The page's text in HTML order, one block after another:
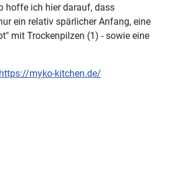
hoffe ich hier darauf, dass
ein relativ spärlicher Anfang, eine
mit Trockenpilzen (1) - sowie eine
https://myko-kitchen.de/